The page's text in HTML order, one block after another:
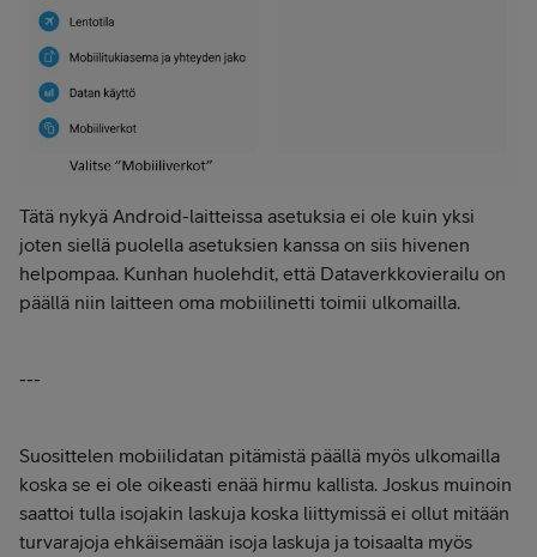
Tätä nykyä Android-laitteissa asetuksia ei ole kuin yksi
joten siellä puolella asetuksien kanssa on siis hivenen
helpompaa. Kunhan huolehdit, että Dataverkkovierailu on
päällä niin laitteen oma mobiilinetti toimii ulkomailla.
---
Suosittelen mobiilidatan pitämistä päällä myös ulkomailla
koska se ei ole oikeasti enää hirmu kallista. Joskus muinoin
saattoi tulla isojakin laskuja koska liittymissä ei ollut mitään
turvarajoja ehkäisemään isoja laskuja ja toisaalta myös